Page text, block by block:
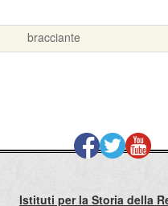
bracciante
Istituti per la Storia della